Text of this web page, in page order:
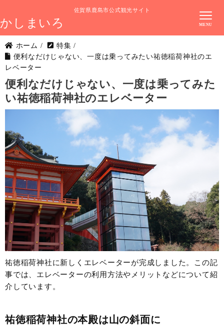
佐賀県鹿島市公式観光サイト
かしまいろ
ホーム / 特集 /
便利なだけじゃない、一度は乗ってみたい祐徳稲荷神社のエ
レベーター
便利なだけじゃない、一度は乗ってみた
い祐徳稲荷神社のエレベーター
祐徳稲荷神社に新しくエレベーターが完成しました。この記
事では、エレベーターの利用方法やメリットなどについて紹
介しています。
祐徳稲荷神社の本殿は山の斜面に